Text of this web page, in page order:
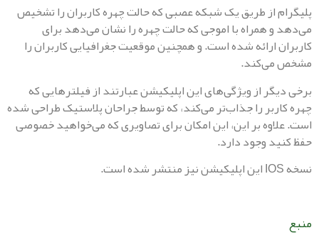
از طریق یک شبکه عصبی که حالت چهره کاربران را تشخیص
همراه با اموجی که حالت چهره را نشان می‌دهد برای
ارائه شده است. و همچنین موقعیت جغرافیایی کاربران را
از ویژگی‌های این اپلیکیشن عبارتند از فیلتر‌هایی که
را جذاب‌تر می‌کند، که توسط جراحان پلاستیک طراحی شده
بر این، این امکان برای تصاویری که می‌خواهید خصوصی
وجود دارد.